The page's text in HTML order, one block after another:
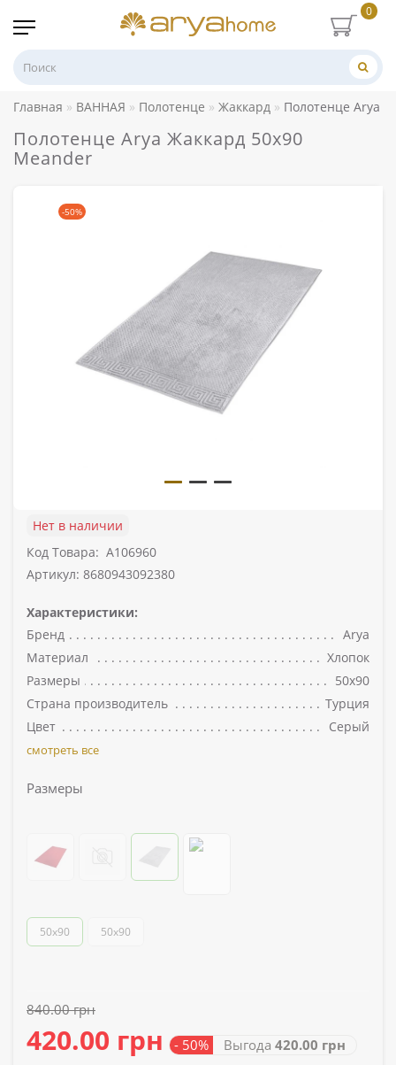
0
Главная ВАННАЯ Полотенце Жаккард Полотенце Arya
Полотенце Arya Жаккард 50x90
Meander
-50%
Нет в наличии
Код Товара: A106960
Артикул: 8680943092380
Характеристики:
Бренд
Arya
Материал
Хлопок
Размеры
50х90
Страна производитель
Турция
Цвет
Серый
смотреть все
Размеры
50х90 50x90
840.00 грн
420.00 грн - 50% Выгода 420.00 грн